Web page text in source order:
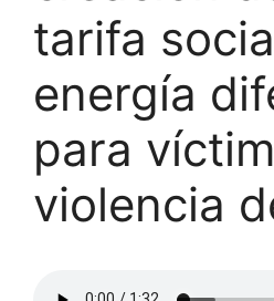
tarifa
energía
para
violencia